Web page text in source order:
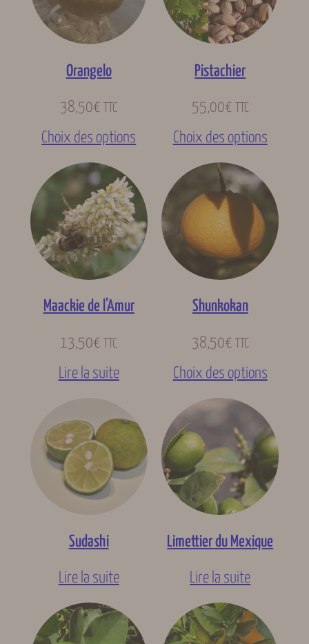
Orangelo
38,50€ TTC
Choix des options
Pistachier
55,00€ TTC
Choix des options
Maackie de l’Amur
13,50€ TTC
Lire la suite
Shunkokan
38,50€ TTC
Choix des options
Sudashi
Lire la suite
Limettier du Mexique
Lire la suite